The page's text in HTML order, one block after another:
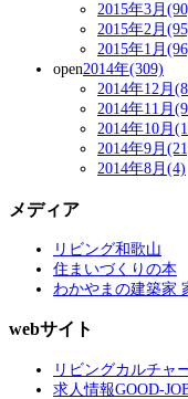
2015年3月
2015年2月
2015年1月
open2014年(309)
2014年12月
2014年11月
2014年10月
2014年9月
2014年8月(4)
メディア
リビング和歌山
住まいづくりの本
わかやまの建築家
webサイト
リビングカルチャ
求人情報GOOD-